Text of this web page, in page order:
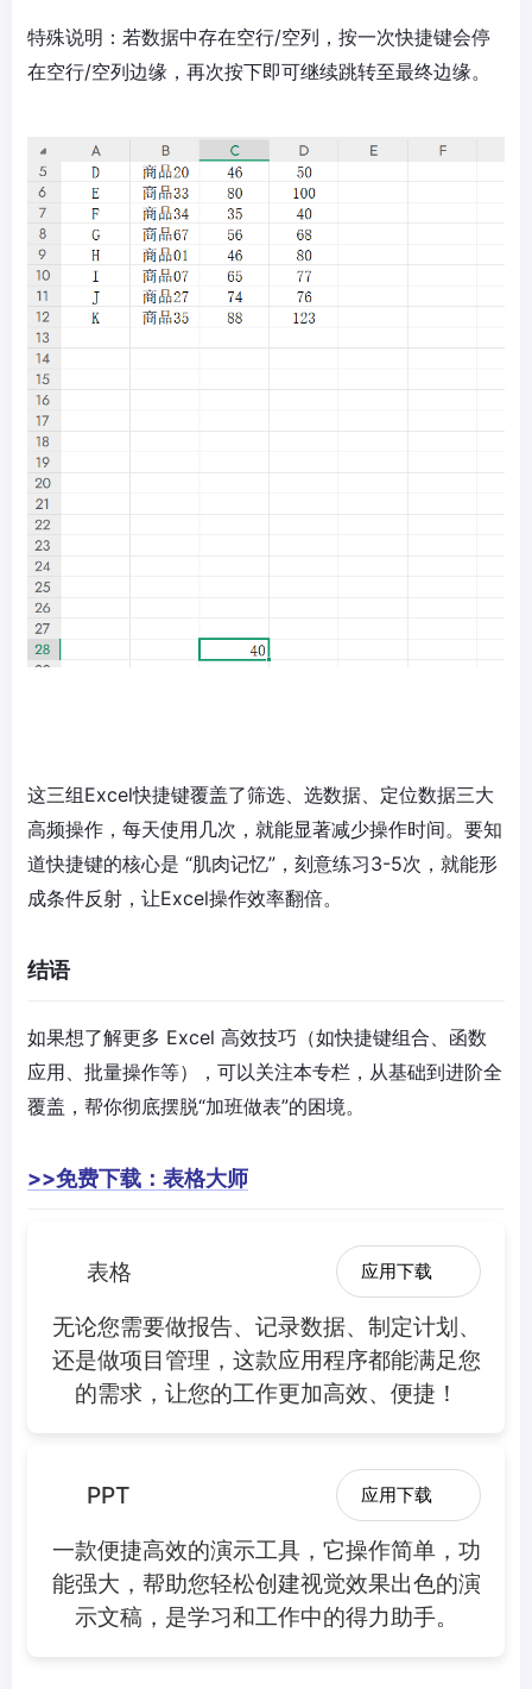
特殊说明：若数据中存在空行/空列，按一次快捷键会停
在空行/空列边缘，再次按下即可继续跳转至最终边缘。
这三组Excel快捷键覆盖了筛选、选数据、定位数据三大
高频操作，每天使用几次，就能显著减少操作时间。要知
道快捷键的核心是 “肌肉记忆”，刻意练习3-5次，就能形
成条件反射，让Excel操作效率翻倍。
结语
如果想了解更多 Excel 高效技巧（如快捷键组合、函数
应用、批量操作等），可以关注本专栏，从基础到进阶全
覆盖，帮你彻底摆脱“加班做表”的困境。
>>免费下载：表格大师
表格 应用下载
无论您需要做报告、记录数据、制定计划、
还是做项目管理，这款应用程序都能满足您
的需求，让您的工作更加高效、便捷！
PPT 应用下载
一款便捷高效的演示工具，它操作简单，功
能强大，帮助您轻松创建视觉效果出色的演
示文稿，是学习和工作中的得力助手。